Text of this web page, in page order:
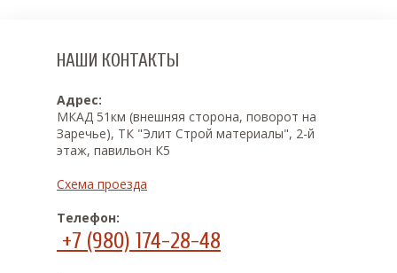
НАШИ КОНТАКТЫ
Адрес:
МКАД 51км (внешняя сторона, поворот на
Заречье), ТК "Элит Строй материалы", 2-й
этаж, павильон К5
Схема проезда
Телефон:
+7 (980) 174-28-48